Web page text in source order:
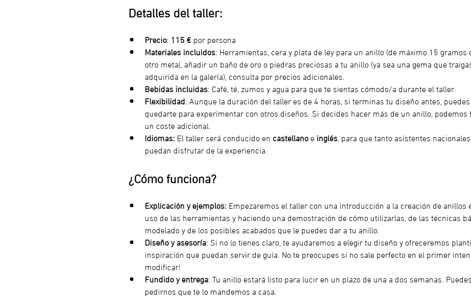
Detalles del taller:
Precio: 115 € por persona
Materiales incluidos: Herramientas, cera y plata de ley para un anillo (de máximo 15
otro metal, añadir un baño de oro o piedras preciosas a tu anillo (ya sea una gema que
adquirida en la galería), consulta por precios adicionales.
Bebidas incluidas: Café, té, zumos y agua para que te sientas cómodo/a durante el taller.
Flexibilidad: Aunque la duración del taller es de 4 horas, si terminas tu diseño antes,
quedarte para experimentar con otros diseños. Si decides hacer más de un anillo,
un coste adicional.
Idiomas: El taller será conducido en castellano e inglés, para que tanto asistentes
puedan disfrutar de la experiencia.
¿Cómo funciona?
Explicación y ejemplos: Empezaremos el taller con una introducción a la creación de anillos
uso de las herramientas y haciendo una demostración de cómo utilizarlas, de las técnicas
modelado y de los posibles acabados que le puedes dar a tu anillo.
Diseño y asesoría: Si no lo tienes claro, te ayudaremos a elegir tu diseño y ofreceremos
inspiración que puedan servir de guía. No te preocupes si no sale perfecto en el primer
modificar!
Fundido y entrega: Tu anillo estará listo para lucir en un plazo de una a dos semanas.
pedirnos que te lo mandemos a casa.